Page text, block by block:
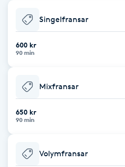
Babylights
Balayage
Barber
BIAB
Singelfransar
600 kr
90 min
Mixfransar
650 kr
90 min
Volymfransar